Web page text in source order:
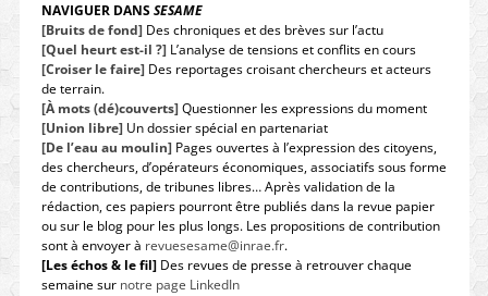
NAVIGUER DANSSESAME
[Bruits de fond]Des chroniques et des brèves sur l’actu
[Quel heurt est-il ?]L’analyse de tensions et conflits en cours
[Croiser le faire]Des reportages croisant chercheurs et acteurs
de terrain.
[À mots (dé)couverts]Questionner les expressions du moment
[Union libre]Un dossier spécial en partenariat
[De l’eau au moulin]Pages ouvertes à l’expression des citoyens,
des chercheurs, d’opérateurs économiques, associatifs sous forme
de contributions, de tribunes libres… Après validation de la
rédaction, ces papiers pourront être publiés dans la revue papier
ou sur le blog pour les plus longs. Les propositions de contribution
sont à envoyer à revuesesame@inrae.fr.
[Les échos & le fil]Des revues de presse à retrouver chaque
semaine sur notre page LinkedIn